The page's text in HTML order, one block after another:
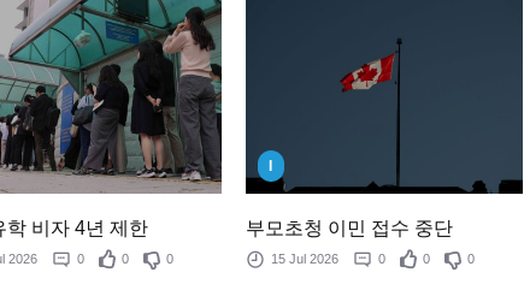
학 비자 4년 제한
2026 0 0 0
부모초청 이민 접수 중단
15 Jul 2026 0 0 0